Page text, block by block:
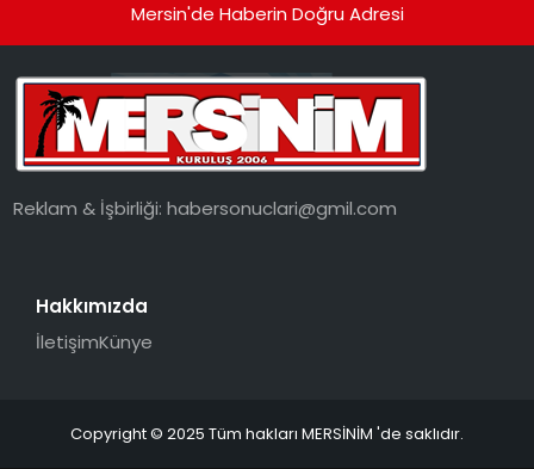
Mersin'de Haberin Doğru Adresi
Reklam & İşbirliği:habersonuclari@gmil.com
Hakkımızda
İletişimKünye
Copyright © 2025 Tüm hakları MERSİNİM 'de saklıdır.